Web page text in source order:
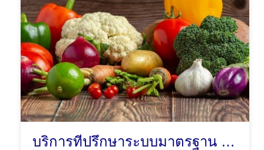
บริการที่ปรึกษาระบบมาตรฐาน GHPs/HACCP